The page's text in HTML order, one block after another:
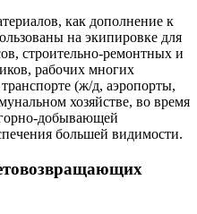
как дополнение к
на экипировке для
строительно-ремонтных и
рабочих многих
(ж/д, аэропорты,
хозяйстве, во время
добывающей
большей видимости.